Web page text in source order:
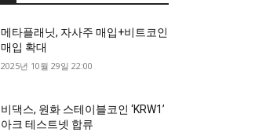
메타플래닛, 자사주 매입+비트코인
매입 확대
2025년 10월 29일 22:00
비댁스, 원화 스테이블코인 ‘KRW1’
아크 테스트넷 합류